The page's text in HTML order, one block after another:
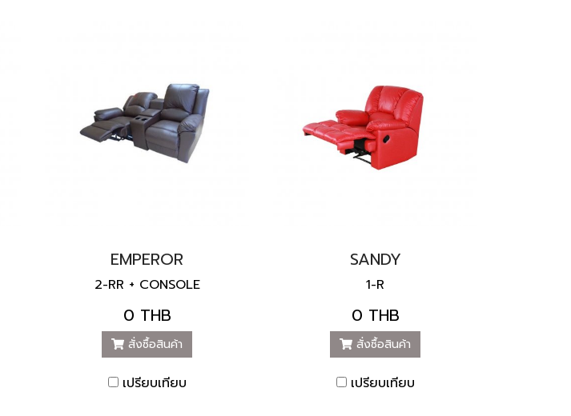
EMPEROR
2-RR + CONSOLE
0 THB
สั่งซื้อสินค้า
เปรียบเทียบ
SANDY
1-R
0 THB
สั่งซื้อสินค้า
เปรียบเทียบ